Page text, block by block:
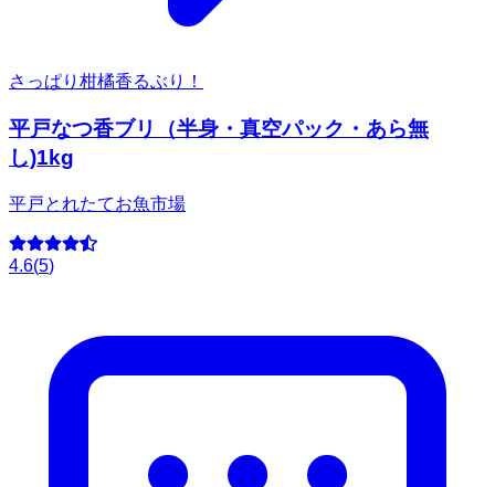
さっぱり柑橘香るぶり！
平戸なつ香ブリ（半身・真空パック・あら無
し)1kg
平戸とれたてお魚市場
4.6(5)